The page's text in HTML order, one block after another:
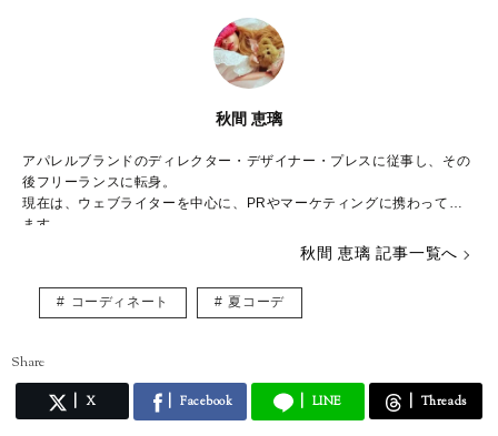
秋間 恵璃
アパレルブランドのディレクター・デザイナー・プレスに従事し、その
後フリーランスに転身。
現在は、ウェブライターを中心に、PRやマーケティングに携わってい
ます。
トレンドはもちろん、体型や髪型に合う着こなしなど、ファッションに
関する様々な記事を執筆していきたいと思います！
(コンタクトはインスタグラムのDM、メールアドレスへお願いいたしま
秋間 恵璃 記事一覧へ
コーディネート 夏コーデ
Share
X Facebook LINE Threads